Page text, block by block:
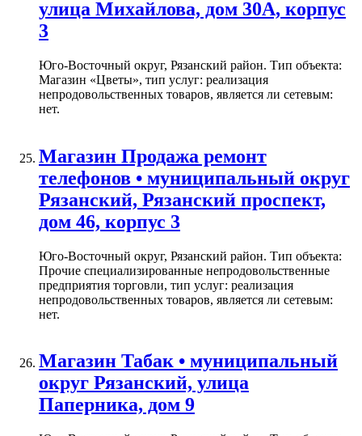
улица Михайлова, дом 30А, корпус
3
Юго-Восточный округ, Рязанский район. Тип объекта:
Магазин «Цветы», тип услуг: реализация
непродовольственных товаров, является ли сетевым:
нет.
Магазин Продажа ремонт
телефонов • муниципальный округ
Рязанский, Рязанский проспект,
дом 46, корпус 3
Юго-Восточный округ, Рязанский район. Тип объекта:
Прочие специализированные непродовольственные
предприятия торговли, тип услуг: реализация
непродовольственных товаров, является ли сетевым:
нет.
Магазин Табак • муниципальный
округ Рязанский, улица
Паперника, дом 9